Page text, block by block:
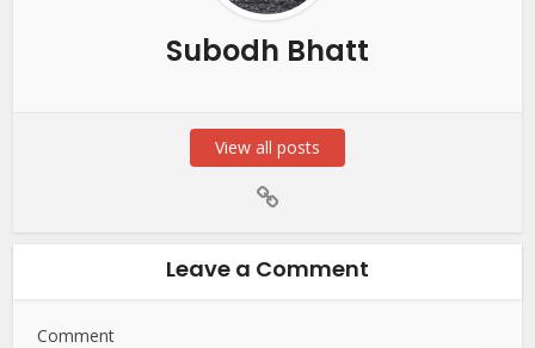
Subodh Bhatt
View all posts
Leave a Comment
Comment